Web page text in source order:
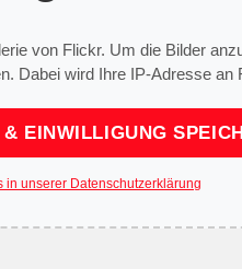
von Flickr. Um die Bilder
Dabei wird Ihre IP-Adresse an
EINWILLIGUNG
in unserer Datenschutzerklärung